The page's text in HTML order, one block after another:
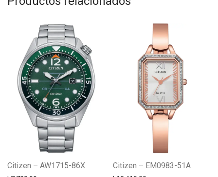
Citizen – AW1715-86X Citizen – EM0983-51A